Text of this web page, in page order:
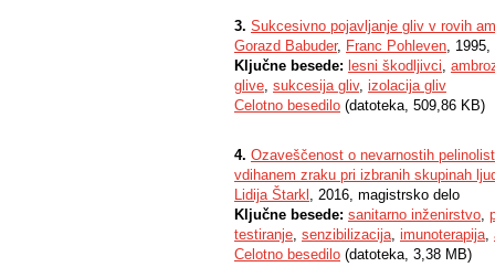
3. Sukcesivno pojavljanje gliv v rovih
Gorazd Babuder, Franc Pohleven,
Ključne besede: lesni škodljivci,
glive, sukcesija gliv, izolacija gliv
Celotno besedilo (datoteka, 509,86 KB)
4. Ozaveščenost o nevarnostih
vdihanem zraku pri izbranih skupinah
Lidija Štarkl , 2016, magistrsko delo
Ključne besede: sanitarno inženirstvo,
testiranje, senzibilizacija, imunoterapija,
Celotno besedilo (datoteka, 3,38 MB)